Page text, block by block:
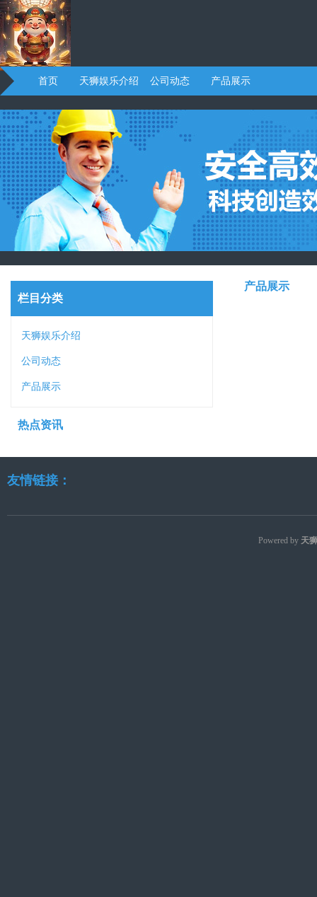
首页 天狮娱乐介绍 公司动态 产品展示
栏目分类
天狮娱乐介绍
公司动态
产品展示
热点资讯
产品展示
友情链接：
Powered by 天